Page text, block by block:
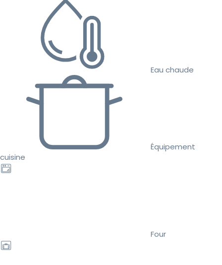
Eau chaude
Équipement
cuisine
Four